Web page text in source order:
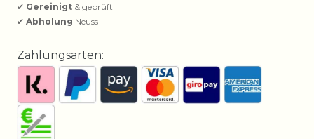
✔ Gereinigt & geprüft
✔ Abholung Neuss
Zahlungsarten: